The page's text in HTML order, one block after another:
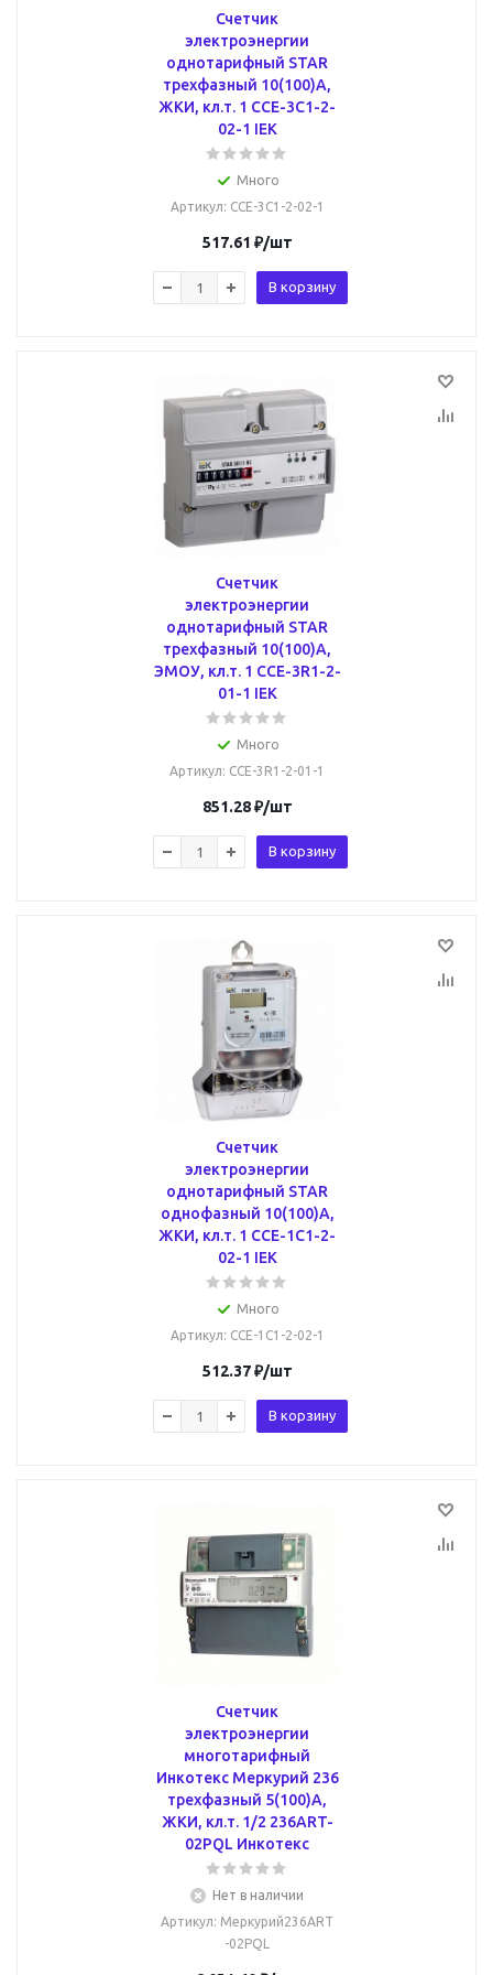
Счетчик
электроэнергии
однотарифный STAR
трехфазный 10(100)А,
ЖКИ, кл.т. 1 CCE-3C1-2-
02-1 IEK
Много
Артикул: CCE-3C1-2-02-1
517.61 ₽/шт
В корзину
Счетчик
электроэнергии
однотарифный STAR
трехфазный 10(100)А,
ЭМОУ, кл.т. 1 CCE-3R1-2-
01-1 IEK
Много
Артикул: CCE-3R1-2-01-1
851.28₽/шт
В корзину
Счетчик
электроэнергии
однотарифный STAR
однофазный 10(100)А,
ЖКИ, кл.т. 1 CCE-1C1-2-
02-1 IEK
Много
Артикул: CCE-1C1-2-02-1
512.37₽/шт
В корзину
Счетчик
электроэнергии
многотарифный
Инкотекс Меркурий 236
трехфазный 5(100)А,
ЖКИ, кл.т. 1/2 236ART-
02PQL Инкотекс
Нет в наличии
Артикул: Меркурий236ART
-02PQL